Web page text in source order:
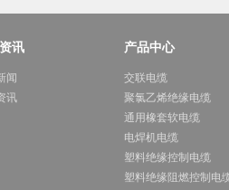
讯
闻
讯
产品中心
交联电缆
聚氯乙烯绝缘电缆
通用橡套软电缆
电焊机电缆
塑料绝缘控制电缆
塑料绝缘阻燃控制电